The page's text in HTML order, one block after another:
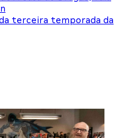
terceira temporada da